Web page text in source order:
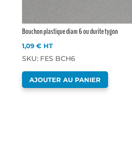
Bouchon plastique diam 6 ou durite tygon
1,09€ HT
SKU: FES BCH6
AJOUTER AU PANIER